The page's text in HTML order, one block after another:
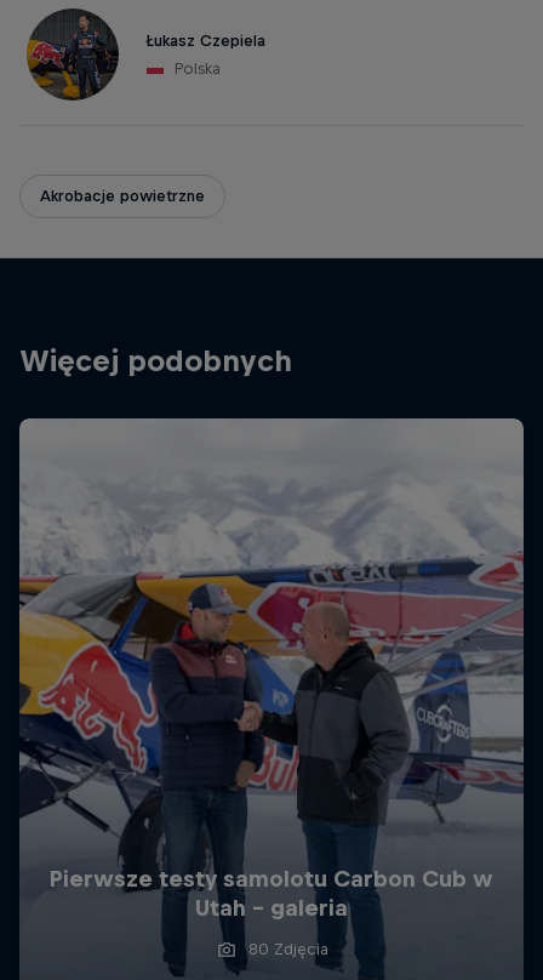
Łukasz Czepiela
Polska
Akrobacje powietrzne
Więcej podobnych
Pierwsze testy samolotu Carbon Cub w
Utah - galeria
80 Zdjęcia